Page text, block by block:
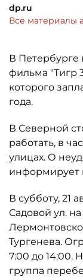
dp.ru
Все материалы
В Петербурге
фильма "Тигр
которого
года.
В Северной
работать, в
улицах. О
информирует
В субботу, 21
Садовой ул.
Тургенева.
7:00 до 14:00.
группа